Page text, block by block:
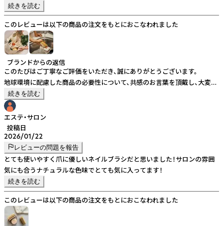
商品はとても良いのに。
安さに勝るには、なかなか難しいのですが、諦めずに伝え続けたいと思って
います。
続きを読む
このレビューは以下の商品の注文をもとにおこなわれました
ブランドからの返信
このたびはご丁寧なご評価をいただき、誠にありがとうございます。
地球環境に配慮した商品の必要性について、共感のお言葉を頂戴し、大変嬉
しく存じます。
同じく環境に配慮した商品をお取り扱いされているとのこと、私どもにと
っても大きな励みです。
引き続きどうぞよろしくお願い申し上げます。
続きを読む
エステ・サロン
投稿日
2026/01/22
レビューの問題を報告
とても使いやすく爪に優しいネイルブラシだと思いました！サロンの雰囲
気にも合うナチュラルな色味でとても気に入ってます！
続きを読む
このレビューは以下の商品の注文をもとにおこなわれました